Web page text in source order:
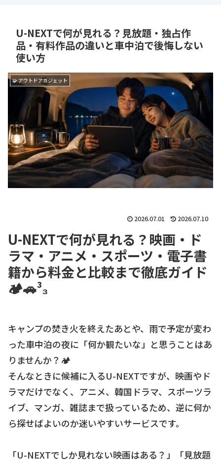
U-NEXTで何が見れる？見放題・独占作
品・有料作品の違いと車中泊で後悔しない
使い方
🧩 アウトドアガジェット
2026.07.01 2026.07.10
U-NEXTで何が見れる？映画・ド
ラマ・アニメ・スポーツ・電子書
籍から料金と比較まで徹底ガイド
🏕🚗³₃
キャンプの焚き火を終えたあとや、雨で予定が変わ
った車中泊の夜に「何か観たいな」と思うことはあ
りませんか？🏕
そんなときに候補に入るU-NEXTですが、映画やド
ラマだけでなく、アニメ、韓国ドラマ、スポーツラ
イブ、マンガ、雑誌まで扱っているため、逆に何か
ら探せばよいのか迷いやすいサービスです。
「U-NEXTでしか見れない映画はある？」「見放題